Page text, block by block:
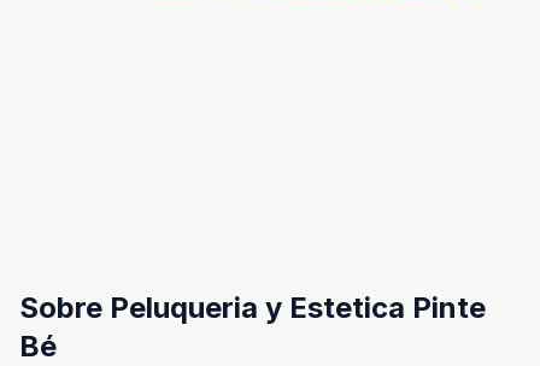
Sobre Peluqueria y Estetica Pinte
Bé